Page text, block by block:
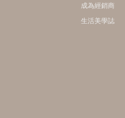
成為經銷商
生活美學誌